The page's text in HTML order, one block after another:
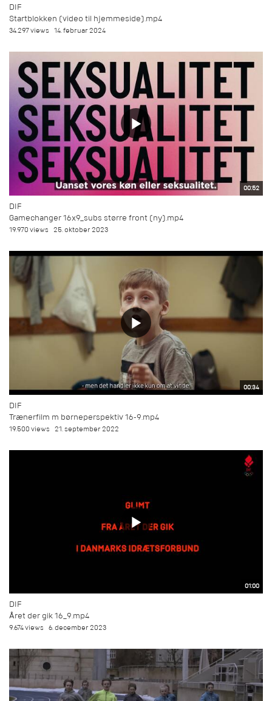
DIF
Startblokken (video til hjemmeside).mp4
34.297 views 14. februar 2024
00:52
DIF
Gamechanger 16x9_subs større front (ny).mp4
19.970 views 25. oktober 2023
00:34
DIF
Trænerfilm m børneperspektiv 16-9.mp4
19.500 views 21. september 2022
01:00
DIF
Året der gik 16_9.mp4
9.674 views 6. december 2023